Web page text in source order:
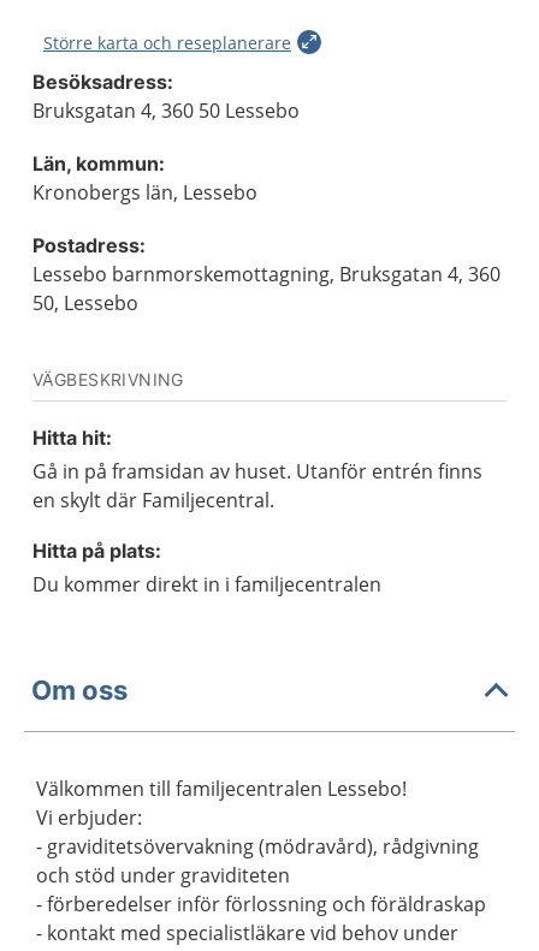
Större karta och reseplanerare
Besöksadress:
Bruksgatan 4, 360 50 Lessebo
Län, kommun:
Kronobergs län, Lessebo
Postadress:
Lessebo barnmorskemottagning, Bruksgatan 4, 360
50, Lessebo
VÄGBESKRIVNING
Hitta hit:
Gå in på framsidan av huset. Utanför entrén finns
en skylt där Familjecentral.
Hitta på plats:
Du kommer direkt in i familjecentralen
Om oss
Välkommen till familjecentralen Lessebo!
Vi erbjuder:
- graviditetsövervakning (mödravård), rådgivning
och stöd under graviditeten
- förberedelser inför förlossning och föräldraskap
- kontakt med specialistläkare vid behov under